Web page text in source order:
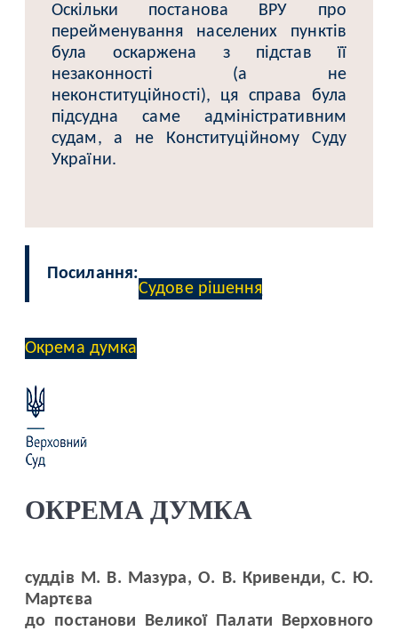
Оскільки постанова ВРУ про
перейменування населених пунктів
була оскаржена з підстав її
незаконності (а не
неконституційності), ця справа була
підсудна саме адміністративним
судам, а не Конституційному Суду
України.
Посилання:
Судове рішення
Окрема думка
ОКРЕМА ДУМКА
суддів М. В. Мазура, О. В. Кривенди, С. Ю.
Мартєва
до постанови Великої Палати Верховного